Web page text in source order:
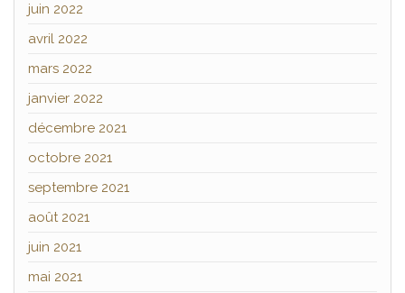
juin 2022
avril 2022
mars 2022
janvier 2022
décembre 2021
octobre 2021
septembre 2021
août 2021
juin 2021
mai 2021